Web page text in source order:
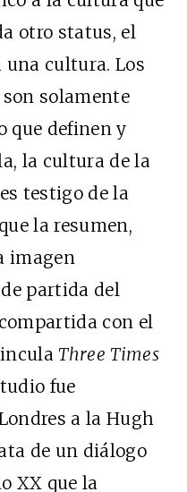
otro status, el
una cultura. Los
solamente
que definen y
la cultura de la
testigo de la
la resumen,
imagen
partida del
con el
Three Times
fue
a la Hugh
de un diálogo
XX que la